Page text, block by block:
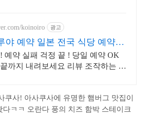
koinoiro 광고
야 예약 일본 전국 식당 예약
예약 실패 걱정 끝 ! 당일 예약 OK
까지 내려보세요 리뷰 조작하는 업
쿠사! 아사쿠사에 유명한 햄버그 맛집이
다ㅋㅋ 오란다 풍의 치즈 함박 스테이크